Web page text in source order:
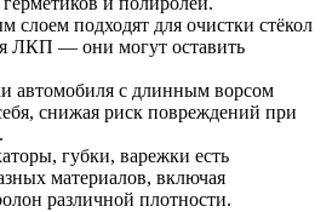
слоем подходят для очистки стёкол
ЛКП — они могут оставить
автомобиля с длинным ворсом
снижая риск повреждений при
губки, варежки есть
материалов, включая
различной плотности.